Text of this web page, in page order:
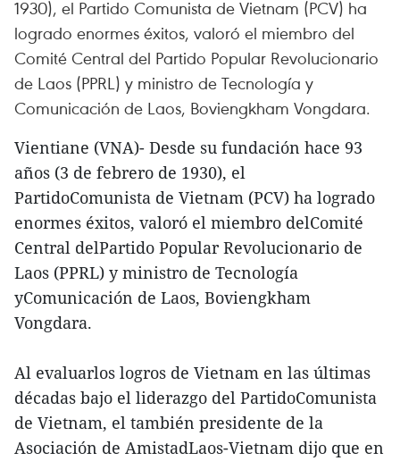
1930), el Partido Comunista de Vietnam (PCV) ha
logrado enormes éxitos, valoró el miembro del
Comité Central del Partido Popular Revolucionario
de Laos (PPRL) y ministro de Tecnología y
Comunicación de Laos, Boviengkham Vongdara.
Vientiane (VNA)- Desde su fundación hace 93
años (3 de febrero de 1930), el
PartidoComunista de Vietnam (PCV) ha logrado
enormes éxitos, valoró el miembro delComité
Central delPartido Popular Revolucionario de
Laos (PPRL) y ministro de Tecnología
yComunicación de Laos, Boviengkham
Vongdara.
Al evaluarlos logros de Vietnam en las últimas
décadas bajo el liderazgo del PartidoComunista
de Vietnam, el también presidente de la
Asociación de AmistadLaos-Vietnam dijo que en